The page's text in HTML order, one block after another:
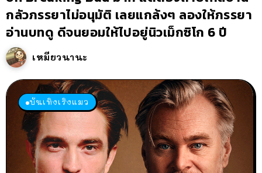
กลัวภรรยาไม่อนุมัติ เลยแกล้งๆ ลองให้ภรรยา
อ่านบทดู ดีจนยอมให้ไปอยู่นิวเม็กซิโก 6 ปี
เหมียวนานะ
บันเทิงเริงแมว